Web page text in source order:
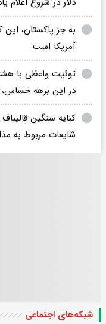
به جز پاکستان،
آمریکا است
توئیت واعظی با
در این برهه
کنایه سنگین
شایعات مربوط به
شبکه‌های اجتماعی